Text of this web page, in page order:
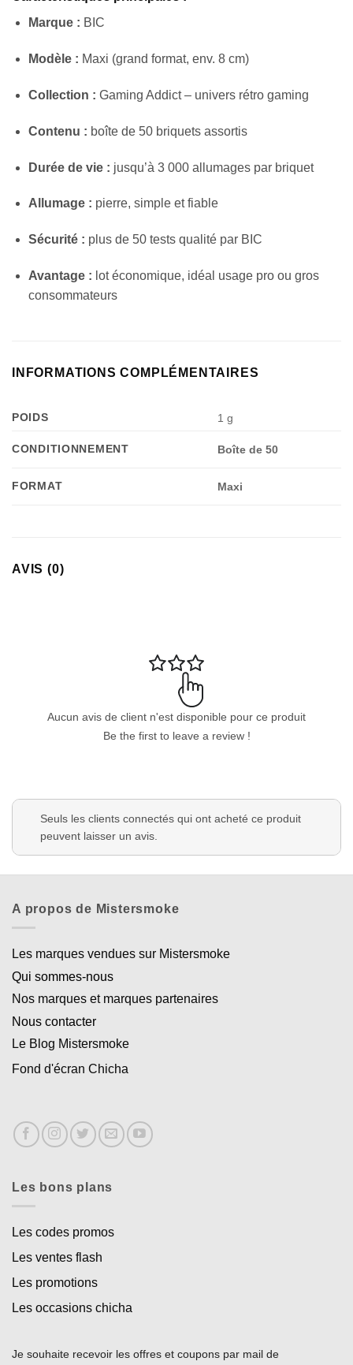
Marque : BIC
Modèle : Maxi (grand format, env. 8 cm)
Collection : Gaming Addict – univers rétro gaming
Contenu : boîte de 50 briquets assortis
Durée de vie : jusqu’à 3 000 allumages par briquet
Allumage : pierre, simple et fiable
Sécurité : plus de 50 tests qualité par BIC
Avantage : lot économique, idéal usage pro ou gros
consommateurs
INFORMATIONS COMPLÉMENTAIRES
POIDS 1 g
CONDITIONNEMENT Boîte de 50
FORMAT Maxi
AVIS (0)
Aucun avis de client n'est disponible pour ce produit
Be the first to leave a review !
Seuls les clients connectés qui ont acheté ce produit
peuvent laisser un avis.
A propos de Mistersmoke
Les marques vendues sur Mistersmoke
Qui sommes-nous
Nos marques et marques partenaires
Nous contacter
Le Blog Mistersmoke
Fond d'écran Chicha
Les bons plans
Les codes promos
Les ventes flash
Les promotions
Les occasions chicha
Je souhaite recevoir les offres et coupons par mail de